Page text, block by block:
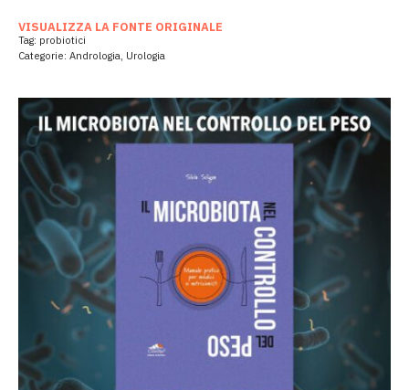
VISUALIZZA LA FONTE ORIGINALE
Tag: probiotici
Categorie: Andrologia, Urologia